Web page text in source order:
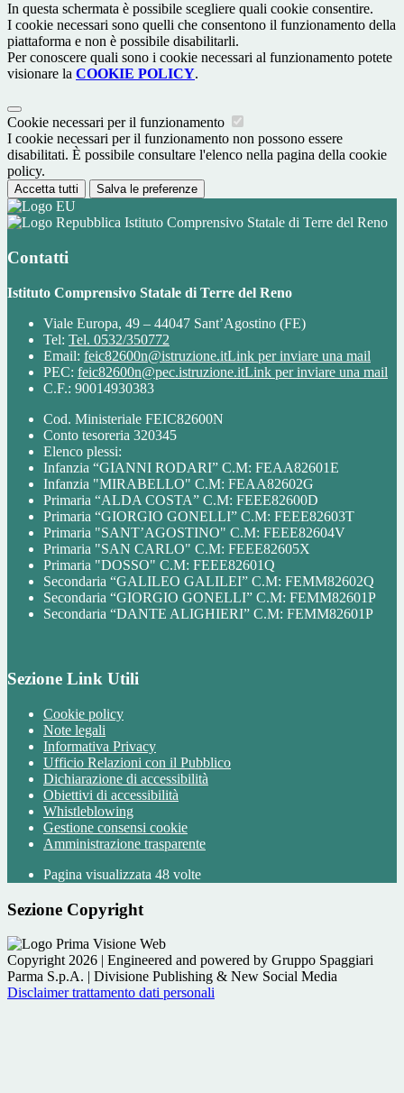
In questa schermata è possibile scegliere quali cookie consentire.
I cookie necessari sono quelli che consentono il funzionamento della
piattaforma e non è possibile disabilitarli.
Per conoscere quali sono i cookie necessari al funzionamento potete
visionare la COOKIE POLICY.
Cookie necessari per il funzionamento
I cookie necessari per il funzionamento non possono essere
disabilitati. È possibile consultare l'elenco nella pagina della cookie
policy.
Accetta tutti Salva le preferenze
Istituto Comprensivo Statale di Terre del Reno
Contatti
Istituto Comprensivo Statale di Terre del Reno
Viale Europa, 49 – 44047 Sant’Agostino (FE)
Tel: Tel. 0532/350772
Email: feic82600n@istruzione.itLink per inviare una mail
PEC: feic82600n@pec.istruzione.itLink per inviare una mail
C.F.: 90014930383
Cod. Ministeriale FEIC82600N
Conto tesoreria 320345
Elenco plessi:
Infanzia “GIANNI RODARI” C.M: FEAA82601E
Infanzia "MIRABELLO" C.M: FEAA82602G
Primaria “ALDA COSTA” C.M: FEEE82600D
Primaria “GIORGIO GONELLI” C.M: FEEE82603T
Primaria "SANT’AGOSTINO" C.M: FEEE82604V
Primaria "SAN CARLO" C.M: FEEE82605X
Primaria "DOSSO" C.M: FEEE82601Q
Secondaria “GALILEO GALILEI” C.M: FEMM82602Q
Secondaria “GIORGIO GONELLI” C.M: FEMM82601P
Secondaria “DANTE ALIGHIERI” C.M: FEMM82601P
Sezione Link Utili
Cookie policy
Note legali
Informativa Privacy
Ufficio Relazioni con il Pubblico
Dichiarazione di accessibilità
Obiettivi di accessibilità
Whistleblowing
Gestione consensi cookie
Amministrazione trasparente
Pagina visualizzata 48 volte
Sezione Copyright
Copyright 2026 | Engineered and powered by Gruppo Spaggiari
Parma S.p.A. | Divisione Publishing & New Social Media
Disclaimer trattamento dati personali